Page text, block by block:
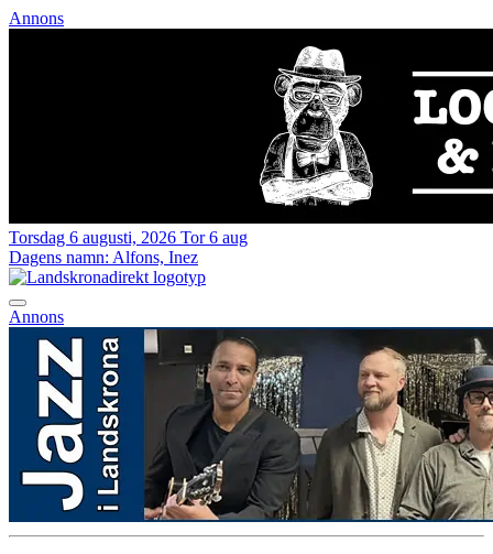
Annons
Torsdag 6 augusti, 2026 Tor 6 aug
Dagens namn: Alfons, Inez
Annons